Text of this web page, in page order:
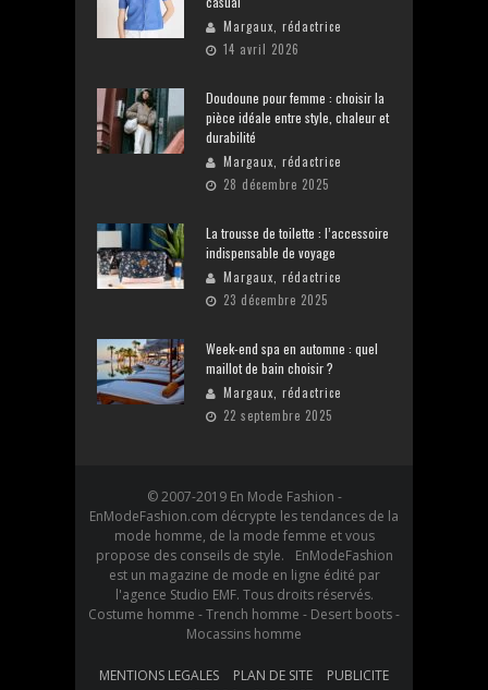
Margaux, rédactrice
14 avril 2026
Doudoune pour femme : choisir la
pièce idéale entre style, chaleur et
durabilité
Margaux, rédactrice
28 décembre 2025
La trousse de toilette : l’accessoire
indispensable de voyage
Margaux, rédactrice
23 décembre 2025
Week-end spa en automne : quel
maillot de bain choisir ?
Margaux, rédactrice
22 septembre 2025
© 2007-2019 En Mode Fashion -
EnModeFashion.com décrypte les tendances de la
mode homme, de la mode femme et vous
propose des conseils de style. EnModeFashion
est un magazine de mode en ligne édité par
l'agence Studio EMF. Tous droits réservés.
Costume homme - Trench homme - Desert boots -
Mocassins homme
MENTIONS LEGALES PLAN DE SITE
PUBLICITE